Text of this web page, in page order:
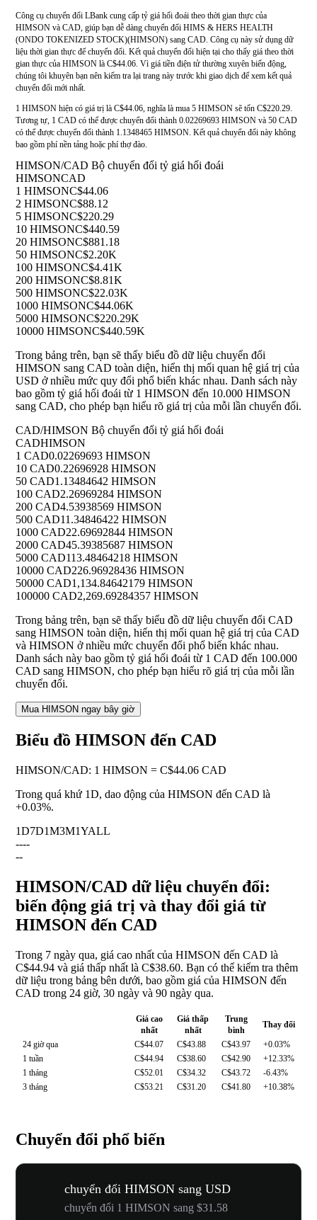
Công cụ chuyển đổi LBank cung cấp tỷ giá hối đoái theo thời gian thực của
HIMSON và CAD, giúp bạn dễ dàng chuyển đổi HIMS & HERS HEALTH
(ONDO TOKENIZED STOCK)(HIMSON) sang CAD. Công cụ này sử dụng dữ
liệu thời gian thực để chuyển đổi. Kết quả chuyển đổi hiện tại cho thấy giá theo thời
gian thực của HIMSON là C$44.06. Vì giá tiền điện tử thường xuyên biến động,
chúng tôi khuyên bạn nên kiểm tra lại trang này trước khi giao dịch để xem kết quả
chuyển đổi mới nhất.
1 HIMSON hiện có giá trị là C$44.06, nghĩa là mua 5 HIMSON sẽ tốn C$220.29.
Tương tự, 1 CAD có thể được chuyển đổi thành 0.02269693 HIMSON và 50 CAD
có thể được chuyển đổi thành 1.1348465 HIMSON. Kết quả chuyển đổi này không
bao gồm phí nền tảng hoặc phí thợ đào.
HIMSON/CAD Bộ chuyển đổi tỷ giá hối đoái
HIMSONCAD
1 HIMSONC$44.06
2 HIMSONC$88.12
5 HIMSONC$220.29
10 HIMSONC$440.59
20 HIMSONC$881.18
50 HIMSONC$2.20K
100 HIMSONC$4.41K
200 HIMSONC$8.81K
500 HIMSONC$22.03K
1000 HIMSONC$44.06K
5000 HIMSONC$220.29K
10000 HIMSONC$440.59K
Trong bảng trên, bạn sẽ thấy biểu đồ dữ liệu chuyển đổi
HIMSON sang CAD toàn diện, hiển thị mối quan hệ giá trị của
USD ở nhiều mức quy đổi phổ biến khác nhau. Danh sách này
bao gồm tỷ giá hối đoái từ 1 HIMSON đến 10.000 HIMSON
sang CAD, cho phép bạn hiểu rõ giá trị của mỗi lần chuyển đổi.
CAD/HIMSON Bộ chuyển đổi tỷ giá hối đoái
CADHIMSON
1 CAD0.02269693 HIMSON
10 CAD0.22696928 HIMSON
50 CAD1.13484642 HIMSON
100 CAD2.26969284 HIMSON
200 CAD4.53938569 HIMSON
500 CAD11.34846422 HIMSON
1000 CAD22.69692844 HIMSON
2000 CAD45.39385687 HIMSON
5000 CAD113.48464218 HIMSON
10000 CAD226.96928436 HIMSON
50000 CAD1,134.84642179 HIMSON
100000 CAD2,269.69284357 HIMSON
Trong bảng trên, bạn sẽ thấy biểu đồ dữ liệu chuyển đổi CAD
sang HIMSON toàn diện, hiển thị mối quan hệ giá trị của CAD
và HIMSON ở nhiều mức chuyển đổi phổ biến khác nhau.
Danh sách này bao gồm tỷ giá hối đoái từ 1 CAD đến 100.000
CAD sang HIMSON, cho phép bạn hiểu rõ giá trị của mỗi lần
chuyển đổi.
Mua HIMSON ngay bây giờ
Biểu đồ HIMSON đến CAD
HIMSON/CAD: 1 HIMSON = C$44.06 CAD
Trong quá khứ 1D, dao động của HIMSON đến CAD là
+0.03%.
1D7D1M3M1YALL
----
--
HIMSON/CAD dữ liệu chuyển đổi:
biến động giá trị và thay đổi giá từ
HIMSON đến CAD
Trong 7 ngày qua, giá cao nhất của HIMSON đến CAD là
C$44.94 và giá thấp nhất là C$38.60. Bạn có thể kiểm tra thêm
dữ liệu trong bảng bên dưới, bao gồm giá của HIMSON đến
CAD trong 24 giờ, 30 ngày và 90 ngày qua.
Giá cao
nhất
Giá thấp
nhất
Trung
bình
Thay đổi
24 giờ qua
C$44.07 C$43.88 C$43.97
+0.03%
1 tuần
C$44.94 C$38.60 C$42.90
+12.33%
1 tháng
C$52.01 C$34.32 C$43.72
-6.43%
3 tháng
C$53.21 C$31.20 C$41.80 +10.38%
Chuyển đổi phổ biến
chuyển đổi HIMSON sang USD
chuyển đổi 1 HIMSON sang $31.58